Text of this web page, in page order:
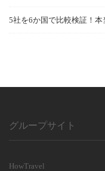
5社を6か国で比較検証！
グループサイト
HowTravel